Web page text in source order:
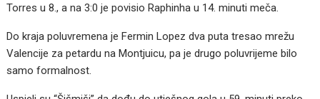
Torres u 8., a na 3:0 je povisio Raphinha u 14. minuti meča.
Do kraja poluvremena je Fermin Lopez dva puta tresao mrežu
Valencije za petardu na Montjuicu, pa je drugo poluvrijeme bilo
samo formalnost.